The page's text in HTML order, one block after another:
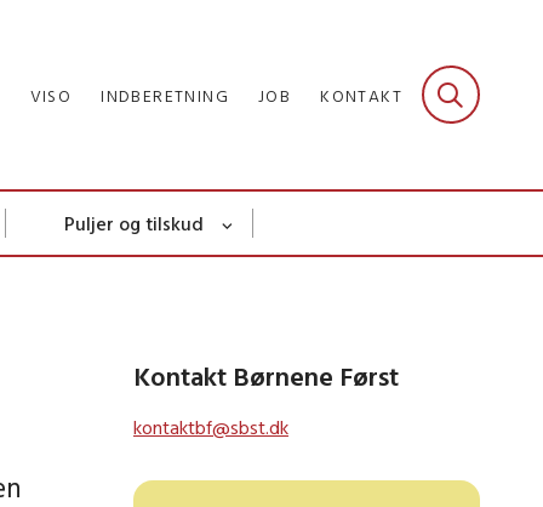
VISO INDBERETNING JOB KONTAKT
Puljer og tilskud
Kontakt Børnene Først
kontaktbf@sbst.dk